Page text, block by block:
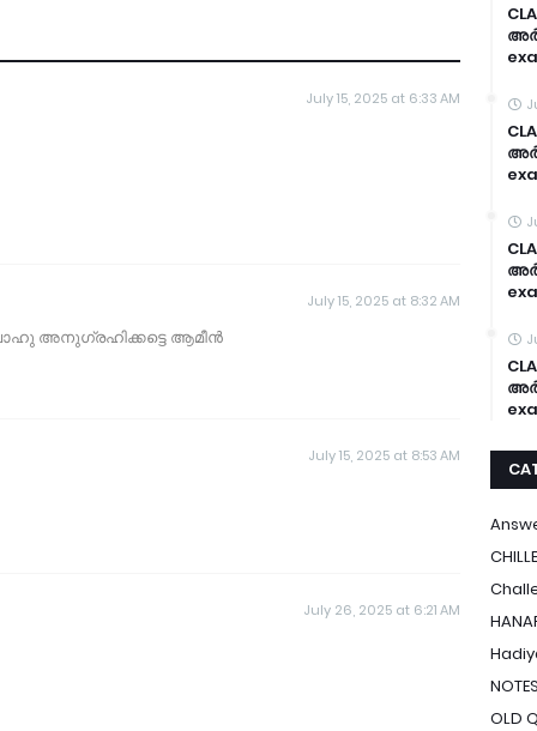
July 15, 2025 at 6:33 AM
July 15, 2025 at 8:32 AM
അനുഗ്രഹിക്കട്ടെ ആമീൻ
July 15, 2025 at 8:53 AM
July 26, 2025 at 6:21 AM
NOTES
OLD